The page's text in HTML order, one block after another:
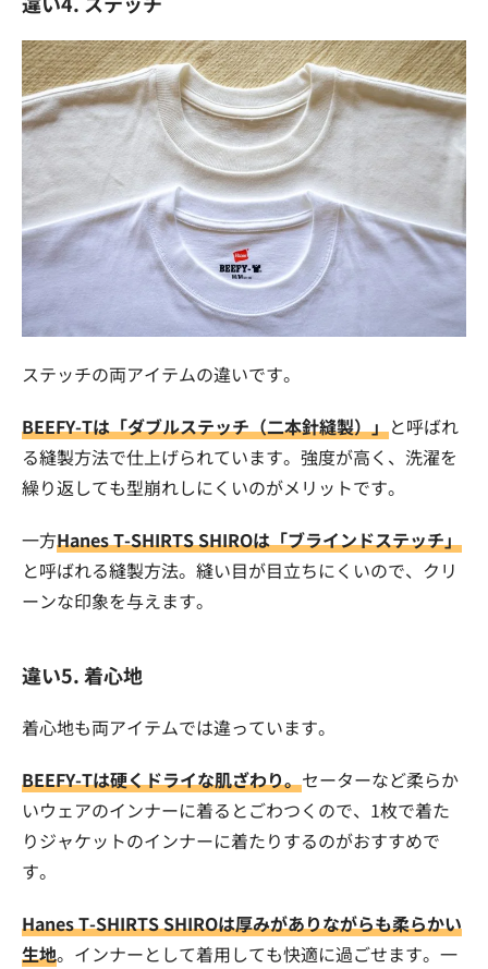
ステッチの両アイテムの違いです。
BEEFY-Tは「ダブルステッチ（二本針縫製）」と呼ばれ
る縫製方法で仕上げられています。強度が高く、洗濯を
繰り返しても型崩れしにくいのがメリットです。
一方Hanes T-SHIRTS SHIROは「ブラインドステッチ」
と呼ばれる縫製方法。縫い目が目立ちにくいので、クリ
ーンな印象を与えます。
違い5. 着心地
着心地も両アイテムでは違っています。
BEEFY-Tは硬くドライな肌ざわり。セーターなど柔らか
いウェアのインナーに着るとごわつくので、1枚で着た
りジャケットのインナーに着たりするのがおすすめで
す。
Hanes T-SHIRTS SHIROは厚みがありながらも柔らかい
生地。インナーとして着用しても快適に過ごせます。一